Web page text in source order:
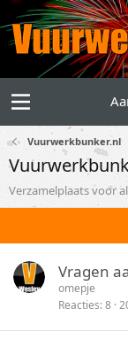
Vuurwerkbunker.nl
Verzamelplaats voor
Vragen
omepje
Reacties 8